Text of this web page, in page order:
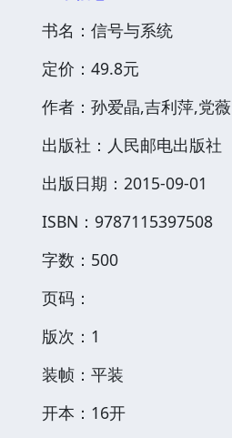
书名：信号与系统
定价：49.8元
作者：孙爱晶,吉利萍,党薇
出版社：人民邮电出版社
出版日期：2015-09-01
ISBN：9787115397508
字数：500
页码：
版次：1
装帧：平装
开本：16开